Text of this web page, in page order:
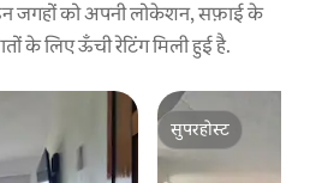
जगहों को अपनी लोकेशन, सफ़ाई के
के लिए ऊँची रेटिंग मिली हुई है.
सुपरहोस्ट
सुपरहोस्ट